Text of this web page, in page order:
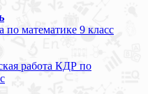
по математике 9 класс
работа КДР по